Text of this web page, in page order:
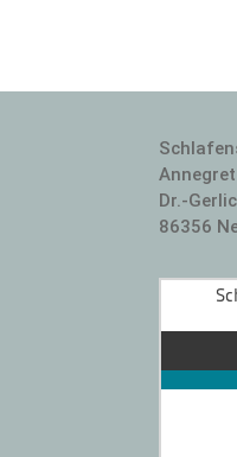
Dr.-
86356